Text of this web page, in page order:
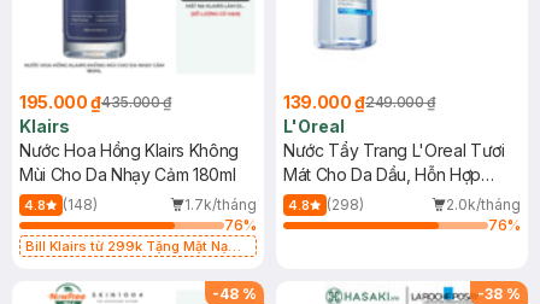
195.000 ₫435.000 ₫
Klairs
Nước Hoa Hồng Klairs Không
Mùi Cho Da Nhạy Cảm 180ml
4.8 (148)
1.7k/tháng
76%
Bill Klairs từ 299k Tặng Mặt Nạ
25ml (SL Có Hạn)
139.000 ₫249.000 ₫
L'Oreal
Nước Tẩy Trang L'Oreal Tươi
Mát Cho Da Dầu, Hỗn Hợp
400ml
4.8 (298)
2.0k/tháng
76%
-48 % -38 %